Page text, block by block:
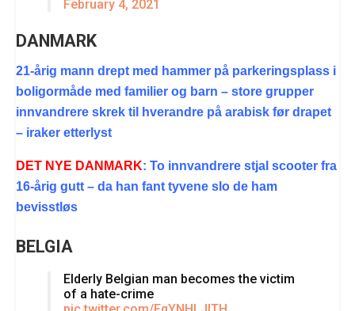
February 4, 2021
DANMARK
21-årig mann drept med hammer på parkeringsplass i
boligormåde med familier og barn – store grupper
innvandrere skrek til hverandre på arabisk før drapet
– iraker etterlyst
DET NYE DANMARK: To innvandrere stjal scooter fra
16-årig gutt – da han fant tyvene slo de ham
bevisstløs
BELGIA
Elderly Belgian man becomes the victim
of a hate-crime